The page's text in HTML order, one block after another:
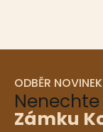
ODBĚR NOVINEK
Zámku